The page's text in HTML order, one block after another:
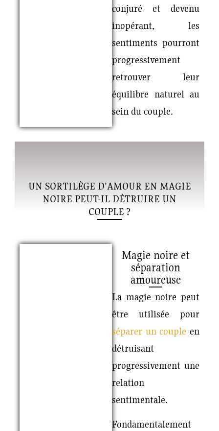
conjuré et devenu
inopérant, les
sentiments pourront
progressivement
retrouver leur
équilibre naturel au
sein du couple.
UN SORTILÈGE D'AMOUR EN MAGIE
NOIRE PEUT-IL DÉTRUIRE UN
COUPLE ?
Magie noire et
séparation
amoureuse
La magie noire peut
être utilisée pour
séparer un couple en
détruisant
progressivement une
relation
sentimentale.
Fondamentalement